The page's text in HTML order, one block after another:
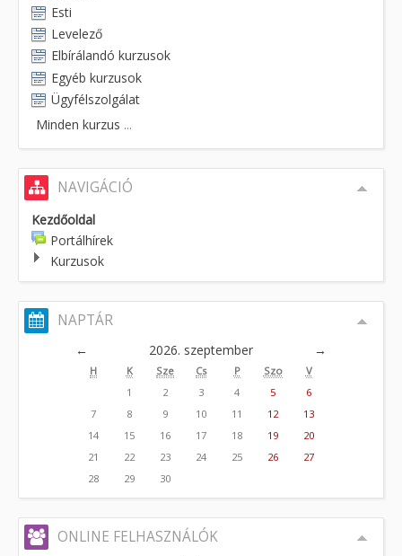
Esti
Levelező
Elbírálandó kurzusok
Egyéb kurzusok
Ügyfélszolgálat
Minden kurzus ...
NAVIGÁCIÓ
Kezdőoldal
Portálhírek
Kurzusok
NAPTÁR
← 2026. szeptember →
H K Sze Cs P Szo
V
1
2 3 4 5
6
7
8 9 10 11 12
13
14
15 16 17 18 19
20
21
22 23 24 25 26
27
28
29 30
ONLINE FELHASZNÁLÓK